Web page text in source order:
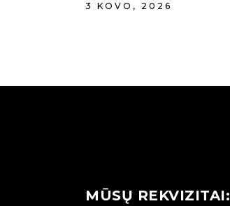
3 KOVO, 2026
MŪSŲ REKVIZITAI: